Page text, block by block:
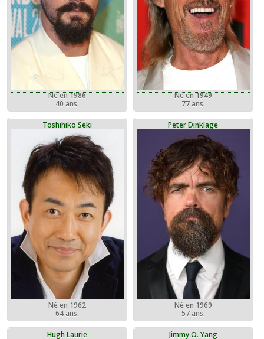
Né en 1986
40 ans.
Né en 1949
77 ans.
Toshihiko Seki
Né en 1962
64 ans.
Peter Dinklage
Né en 1969
57 ans.
Hugh Laurie Jimmy O. Yang